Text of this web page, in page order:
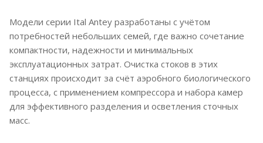
Модели серии Ital Antey разработаны с учётом
потребностей небольших семей, где важно сочетание
компактности, надежности и минимальных
эксплуатационных затрат. Очистка стоков в этих
станциях происходит за счёт аэробного биологического
процесса, с применением компрессора и набора камер
для эффективного разделения и осветления сточных
масс.